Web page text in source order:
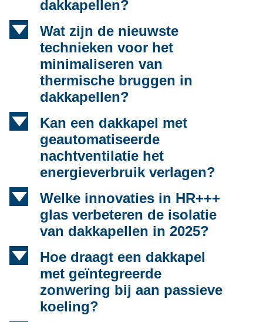
dakkapellen?
d
Wat zijn de nieuwste
technieken voor het
minimaliseren van
thermische bruggen in
dakkapellen?
d
Kan een dakkapel met
geautomatiseerde
nachtventilatie het
energieverbruik verlagen?
d
Welke innovaties in HR+++
glas verbeteren de isolatie
van dakkapellen in 2025?
d
Hoe draagt een dakkapel
met geïntegreerde
zonwering bij aan passieve
koeling?